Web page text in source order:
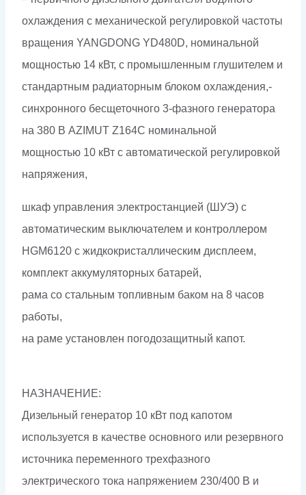
охлаждения с механической регулировкой частоты
вращения YANGDONG YD480D, номинальной
мощностью 14 кВт, с промышленным глушителем и
стандартным радиаторным блоком охлаждения,-
синхронного бесщеточного 3-фазного генератора
на 380 В AZIMUT Z164C номинальной
мощностью 10 кВт c автоматической регулировкой
напряжения,
шкаф управления электростанцией (ШУЭ) с
автоматическим выключателем и контроллером
HGM6120 с жидкокристаллическим дисплеем,
комплект аккумуляторных батарей,
рама со стальным топливным баком на 8 часов
работы,
на раме установлен погодозащитный капот.
НАЗНАЧЕНИЕ:
Дизельный генератор 10 кВт под капотом
используется в качестве основного или резервного
источника переменного трехфазного
электрического тока напряжением 230/400 В и